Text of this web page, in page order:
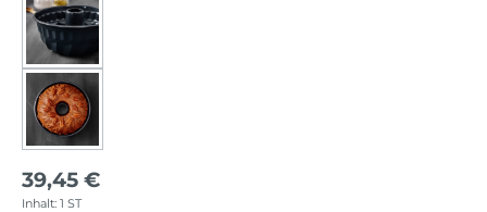
39,45 €
Inhalt: 1 ST